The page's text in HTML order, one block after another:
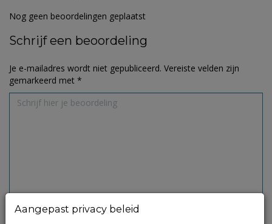
Nog geen beoordelingen geplaatst
Schrijf een beoordeling
Je e-mailadres wordt niet gepubliceerd. Vereiste velden zijn
gemarkeerd met *
Aangepast privacy beleid